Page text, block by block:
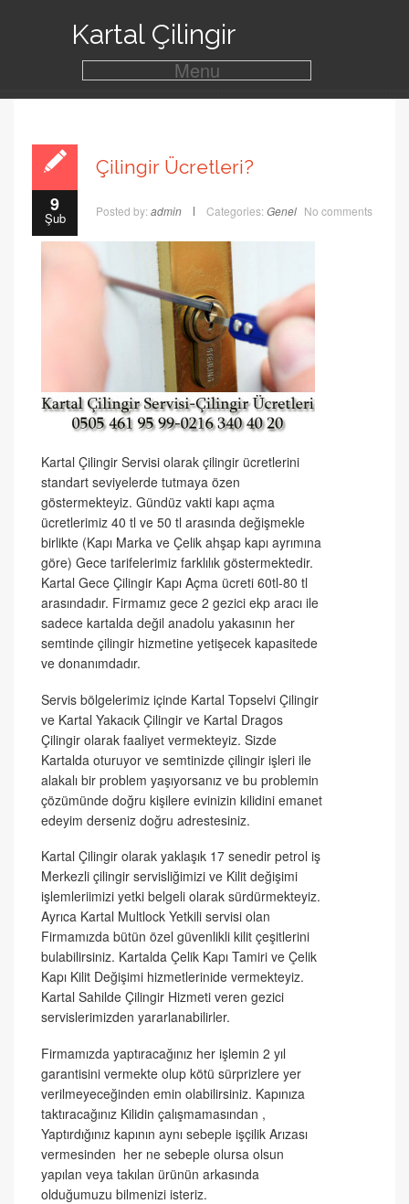
Kartal Çilingir
Menu
9
Şub
Çilingir Ücretleri?
Posted by: admin Categories: Genel No comments
Kartal Çilingir Servisi olarak çilingir ücretlerini
standart seviyelerde tutmaya özen
göstermekteyiz. Gündüz vakti kapı açma
ücretlerimiz 40 tl ve 50 tl arasında değişmekle
birlikte (Kapı Marka ve Çelik ahşap kapı ayrımına
göre) Gece tarifelerimiz farklılık göstermektedir.
Kartal Gece Çilingir Kapı Açma ücreti 60tl-80 tl
arasındadır. Firmamız gece 2 gezici ekp aracı ile
sadece kartalda değil anadolu yakasının her
semtinde çilingir hizmetine yetişecek kapasitede
ve donanımdadır.
Servis bölgelerimiz içinde Kartal Topselvi Çilingir
ve Kartal Yakacık Çilingir ve Kartal Dragos
Çilingir olarak faaliyet vermekteyiz. Sizde
Kartalda oturuyor ve semtinizde çilingir işleri ile
alakalı bir problem yaşıyorsanız ve bu problemin
çözümünde doğru kişilere evinizin kilidini emanet
edeyim derseniz doğru adrestesiniz.
Kartal Çilingir olarak yaklaşık 17 senedir petrol iş
Merkezli çilingir servisliğimizi ve Kilit değişimi
işlemleriimizi yetki belgeli olarak sürdürmekteyiz.
Ayrıca Kartal Multlock Yetkili servisi olan
Firmamızda bütün özel güvenlikli kilit çeşitlerini
bulabilirsiniz. Kartalda Çelik Kapı Tamiri ve Çelik
Kapı Kilit Değişimi hizmetlerinide vermekteyiz.
Kartal Sahilde Çilingir Hizmeti veren gezici
servislerimizden yararlanabilirler.
Firmamızda yaptıracağınız her işlemin 2 yıl
garantisini vermekte olup kötü sürprizlere yer
verilmeyeceğinden emin olabilirsiniz. Kapınıza
taktıracağınız Kilidin çalışmamasından ,
Yaptırdığınız kapının aynı sebeple işçilik Arızası
vermesinden her ne sebeple olursa olsun
yapılan veya takılan ürünün arkasında
olduğumuzu bilmenizi isteriz.